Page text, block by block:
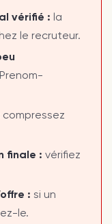
vérifié : la
le recruteur.
compressez
finale : vérifiez
: si un
le.